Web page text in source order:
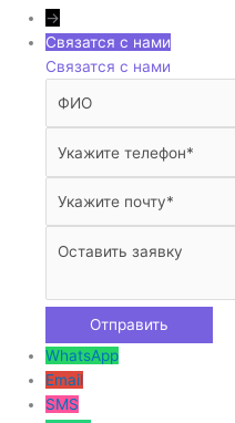
→
Связатся с нами
Связатся с нами
WhatsApp
Email
SMS